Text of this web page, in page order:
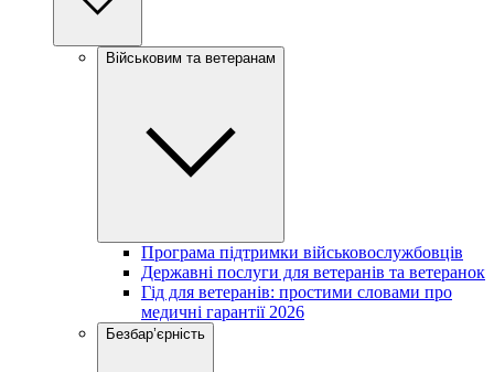
Військовим та ветеранам
Програма підтримки військовослужбовців
Державні послуги для ветеранів та ветеранок
Гід для ветеранів: простими словами про
медичні гарантії 2026
Безбар’єрність